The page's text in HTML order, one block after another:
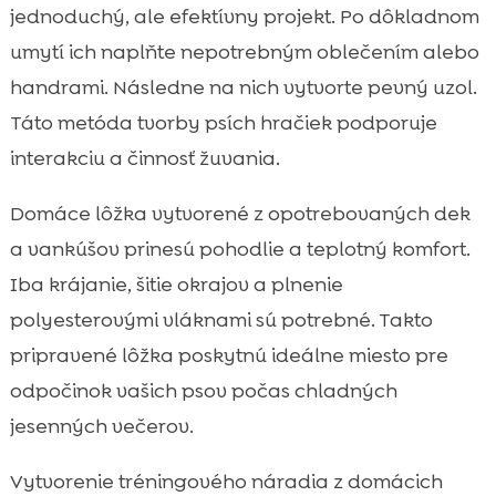
jednoduchý, ale efektívny projekt. Po dôkladnom
umytí ich naplňte nepotrebným oblečením alebo
handrami. Následne na nich vytvorte pevný uzol.
Táto metóda tvorby psích hračiek podporuje
interakciu a činnosť žuvania.
Domáce lôžka vytvorené z opotrebovaných dek
a vankúšov prinesú pohodlie a teplotný komfort.
Iba krájanie, šitie okrajov a plnenie
polyesterovými vláknami sú potrebné. Takto
pripravené lôžka poskytnú ideálne miesto pre
odpočinok vašich psov počas chladných
jesenných večerov.
Vytvorenie tréningového náradia z domácich